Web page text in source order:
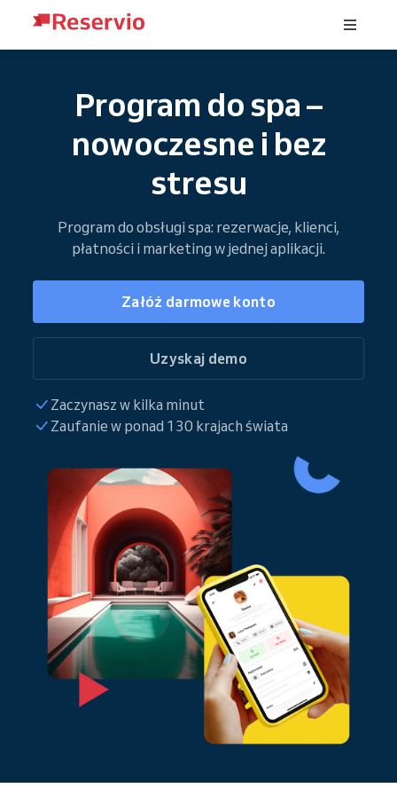
Program do spa –
nowoczesne i bez
stresu
Program do obsługi spa: rezerwacje, klienci,
płatności i marketing w jednej aplikacji.
Załóż darmowe konto
Uzyskaj demo
Zaczynasz w kilka minut
Zaufanie w ponad 130 krajach świata